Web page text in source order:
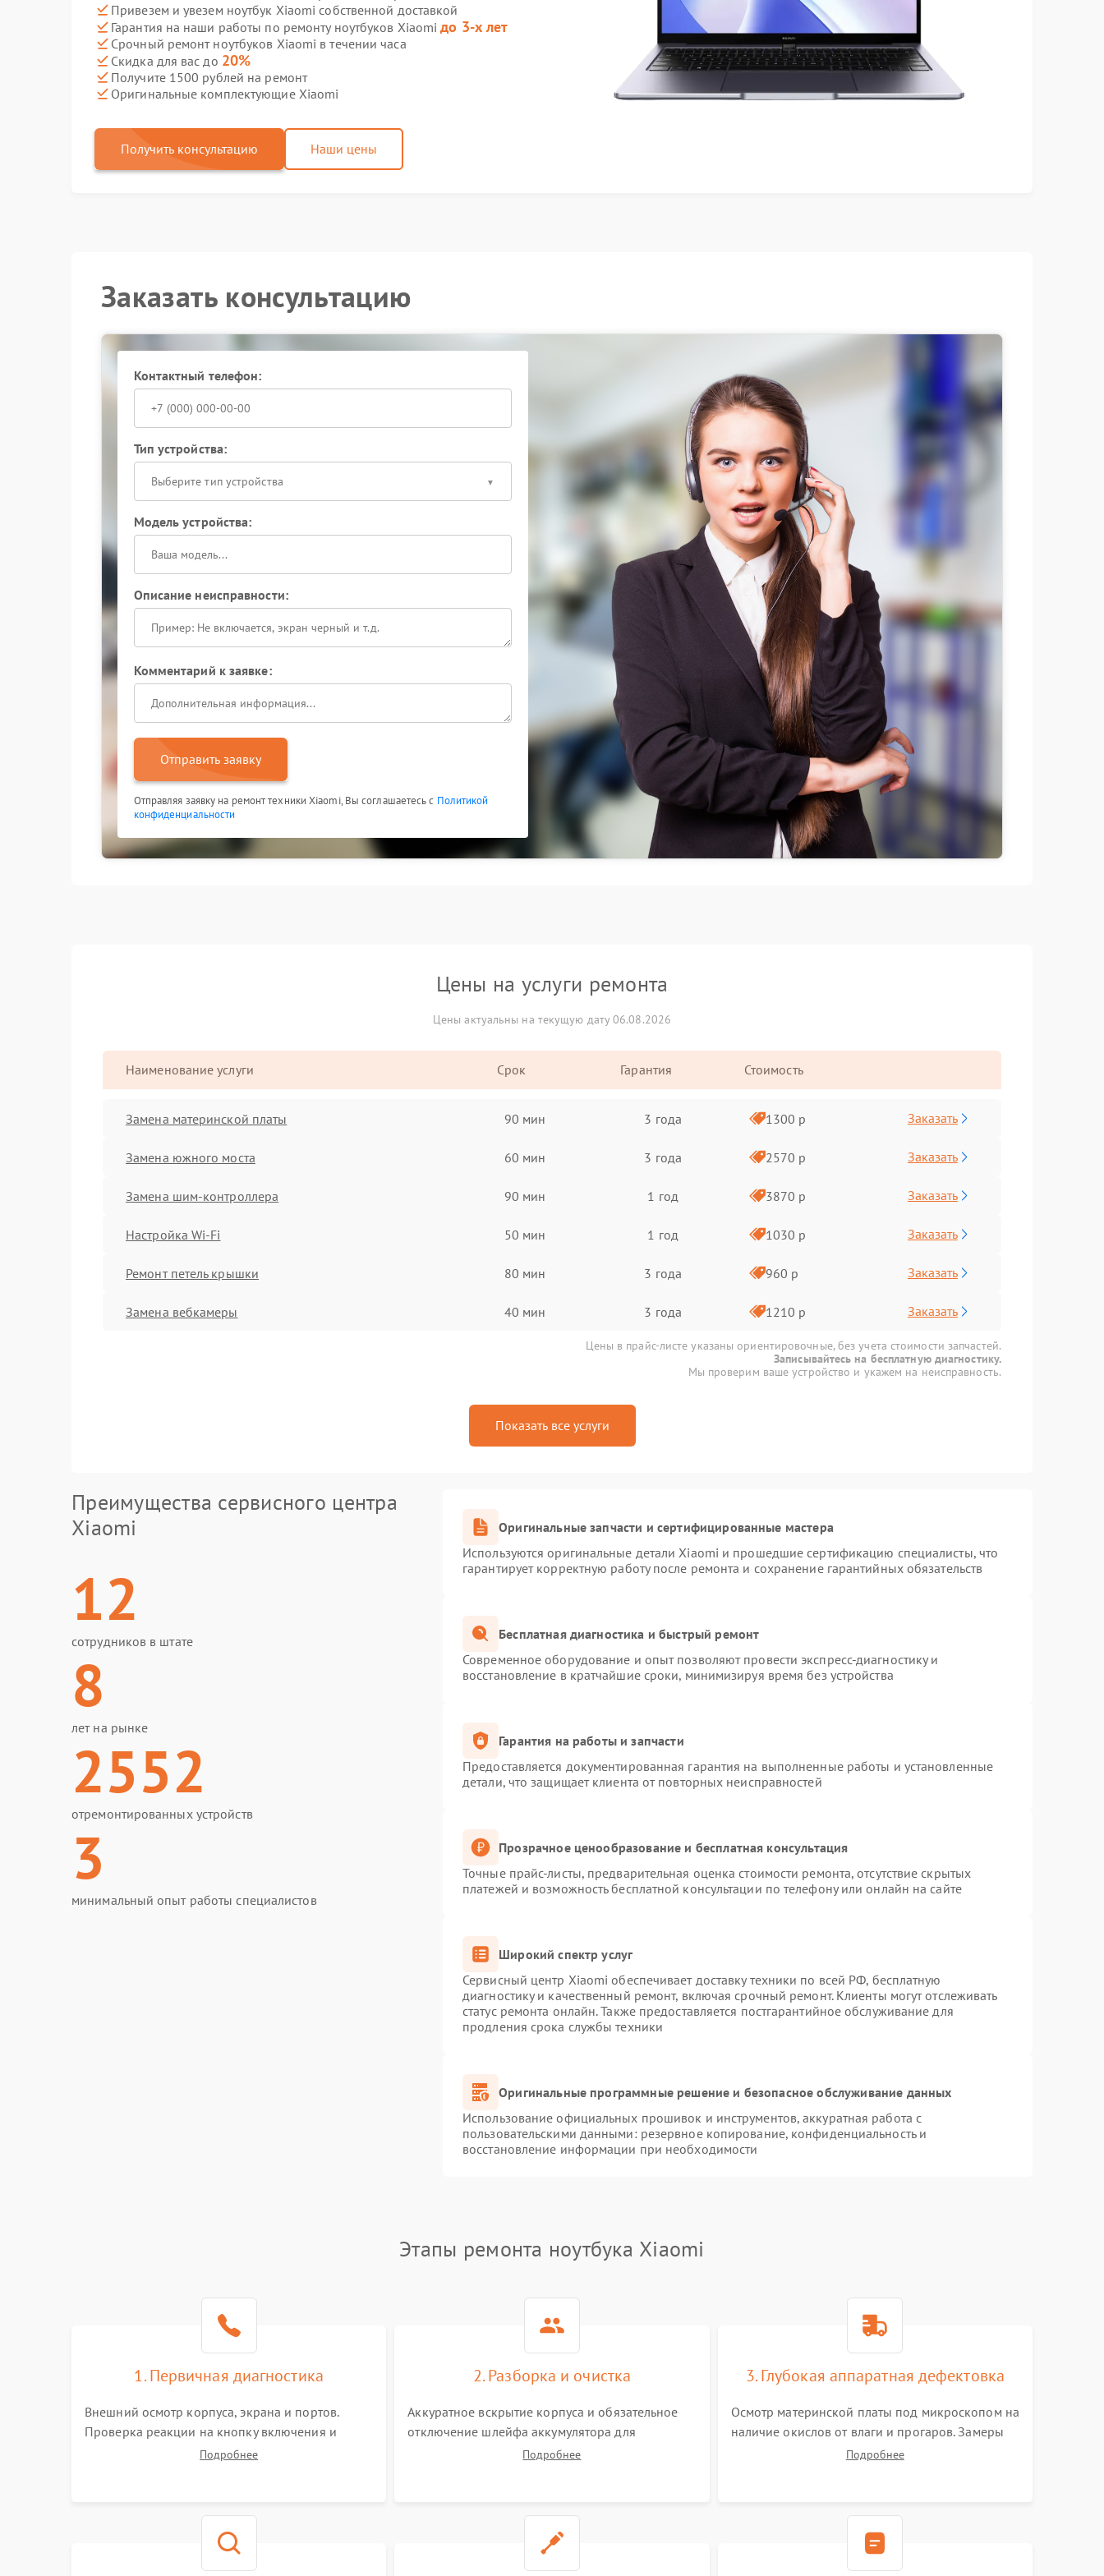
Привезем и увезем ноутбук Xiaomi собственной доставкой
Гарантия на наши работы по ремонту ноутбуков Xiaomiдо 3-х лет
Срочный ремонт ноутбуков Xiaomi в течении часа
Скидка для вас до 20%
Получите 1500 рублей на ремонт
Оригинальные комплектующие Xiaomi
Получить консультацию Наши цены
Заказать консультацию
Контактный телефон:
Тип устройства:
Выберите тип устройства
Модель устройства:
Описание неисправности:
Комментарий к заявке:
Отправить заявку
Отправляя заявку на ремонт техники Xiaomi, Вы соглашаетесь с Политикой
конфиденциальности
Цены на услуги ремонта
Цены актуальны на текущую дату 06.08.2026
Наименование услуги Срок Гарантия Стоимость
Замена материнской платы 90 мин 3 года 1300 р Заказать
Замена южного моста 60 мин 3 года 2570 р Заказать
Замена шим-контроллера 90 мин 1 год 3870 р Заказать
Настройка Wi-Fi 50 мин 1 год 1030 р Заказать
Ремонт петель крышки 80 мин 3 года 960 р Заказать
Замена вебкамеры 40 мин 3 года 1210 р Заказать
Цены в прайс-листе указаны ориентировочные, без учета стоимости запчастей.
Записывайтесь на бесплатную диагностику.
Мы проверим ваше устройство и укажем на неисправность.
Показать все услуги
Преимущества сервисного центра
Xiaomi
12
сотрудников в штате
8
лет на рынке
2552
отремонтированных устройств
3
минимальный опыт работы специалистов
Оригинальные запчасти и сертифицированные мастера
Используются оригинальные детали Xiaomi и прошедшие сертификацию специалисты, что
гарантирует корректную работу после ремонта и сохранение гарантийных обязательств
Бесплатная диагностика и быстрый ремонт
Современное оборудование и опыт позволяют провести экспресс-диагностику и
восстановление в кратчайшие сроки, минимизируя время без устройства
Гарантия на работы и запчасти
Предоставляется документированная гарантия на выполненные работы и установленные
детали, что защищает клиента от повторных неисправностей
Прозрачное ценообразование и бесплатная консультация
Точные прайс-листы, предварительная оценка стоимости ремонта, отсутствие скрытых
платежей и возможность бесплатной консультации по телефону или онлайн на сайте
Широкий спектр услуг
Сервисный центр Xiaomi обеспечивает доставку техники по всей РФ, бесплатную
диагностику и качественный ремонт, включая срочный ремонт. Клиенты могут отслеживать
статус ремонта онлайн. Также предоставляется постгарантийное обслуживание для
продления срока службы техники
Оригинальные программные решение и безопасное обслуживание данных
Использование официальных прошивок и инструментов, аккуратная работа с
пользовательскими данными: резервное копирование, конфиденциальность и
восстановление информации при необходимости
Этапы ремонта ноутбука Xiaomi
1. Первичная диагностика
Внешний осмотр корпуса, экрана и портов.
Проверка реакции на кнопку включения и
подключение зарядного устройства. Оценка
Подробнее
2. Разборка и очистка
Аккуратное вскрытие корпуса и обязательное
отключение шлейфа аккумулятора для
обесточивания платы. Демонтаж системы
Подробнее
3. Глубокая аппаратная дефектовка
Осмотр материнской платы под микроскопом на
наличие окислов от влаги и прогаров. Замеры
сопротивлений и дежурных напряжений.
Подробнее